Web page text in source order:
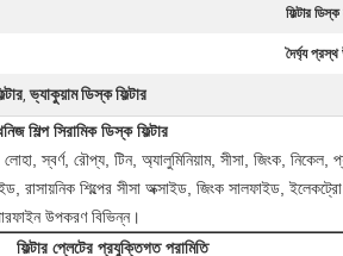
ফিল্টার
দৈর্ঘ্য প্রস্থ
,ভ্যাকুয়াম ডিস্ক ফিল্টার
শিল্প সিরামিক ডিস্ক ফিল্টার
লোহা, স্বর্ণ, রৌপ্য, টিন, অ্যালুমিনিয়াম, সীসা, জিংক,
রাসায়নিক শিল্পের সীসা অক্সাইড, জিংক সালফাইড,
উপকরণ বিভিন্ন।
ফিল্টার প্লেটের প্রযুক্তিগত পরামিতি